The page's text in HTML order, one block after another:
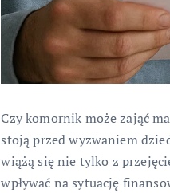
Czy komornik może zająć
stoją przed wyzwaniem
wiążą się nie tylko z
wpływać na sytuację